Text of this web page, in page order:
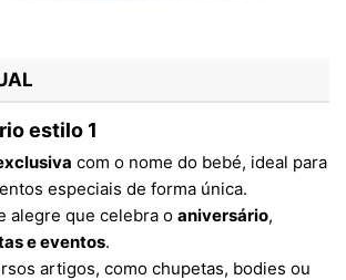
estilo 1
com o nome do bebé, ideal para
especiais de forma única.
alegre que celebra o aniversário,
e eventos.
artigos, como chupetas, bodies ou